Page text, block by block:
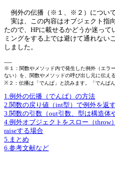
例外の伝播（※１、※２）について
実は、この内容はオブジェクト指
たので、HPに載せるかどうか迷って
ミングをする上では避けて通れない
しました。
-----
※１：関数やメソッド内で発生した例外（エラ
ない）を、関数やメソッドの呼び出し元に伝える
※２：伝播は「でんぱ」と読みます。「でんぱん
1.例外の伝播（でんぱ）の方法
2.関数の戻り値（int型）で例外を返
3.関数の引数（out引数、型は構造体
4.例外オブジェクトをスロー（throw
raiseする場合
5.まとめ
6.参考文献など